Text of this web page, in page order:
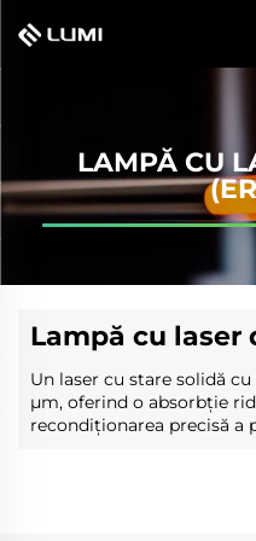
LAMPĂ CU
Lampă cu laser
Un laser cu stare solidă
μm, oferind o absorbție
recondiționarea precisă a